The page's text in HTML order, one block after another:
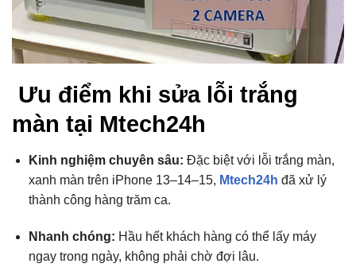
Ưu điểm khi sửa lỗi trắng
màn tại Mtech24h
Kinh nghiệm chuyên sâu: Đặc biệt với lỗi trắng màn,
xanh màn trên iPhone 13–14–15, Mtech24h đã xử lý
thành công hàng trăm ca.
Nhanh chóng: Hầu hết khách hàng có thể lấy máy
ngay trong ngày, không phải chờ đợi lâu.